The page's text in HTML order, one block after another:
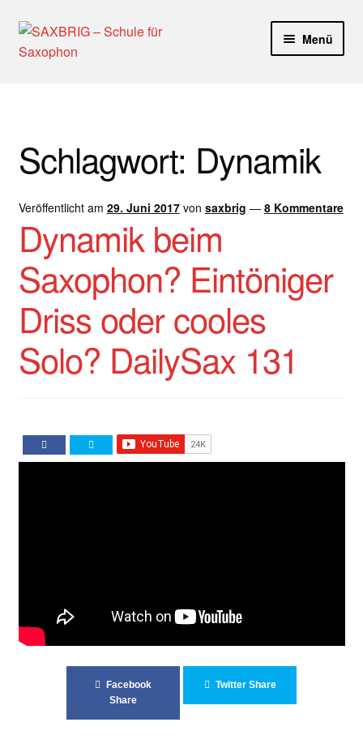
Zur
Navigation
Zum
Inhalt
Menü
Aktuelle Blog Artikel
ANMELDUNG
Dankeschön – Impro Basic Downloads (Youtube)
Datenschutz
Test Seite
UNTERRICHT
Schlagwort: Dynamik
Veröffentlicht am 29. Juni 2017 von saxbrig — 8 Kommentare
Dynamik beim
Saxophon? Eintöniger
Driss oder cooles
Solo? DailySax 131
Facebook
Share
Twitter Share